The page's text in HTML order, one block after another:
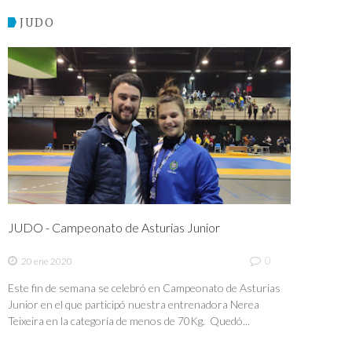
JUDO
JUDO - Campeonato de Asturias Junior
20 ene 2020 0
Este fin de semana se celebró en Campeonato de Asturias
Junior en el que participó nuestra entrenadora Nerea
Teixeira en la categoría de menos de 70Kg. Quedó...